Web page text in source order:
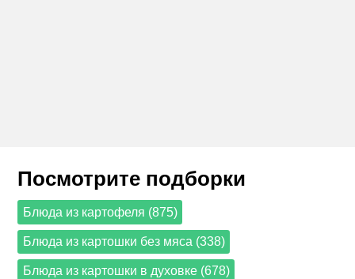
Посмотрите подборки
Блюда из картофеля (875)
Блюда из картошки без мяса (338)
Блюда из картошки в духовке (678)